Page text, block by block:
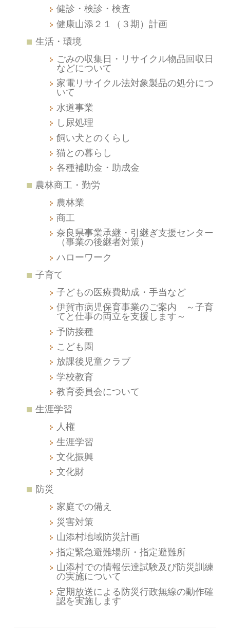
健診・検診・検査
健康山添２１（３期）計画
生活・環境
ごみの収集日・リサイクル物品回収日
などについて
家電リサイクル法対象製品の処分につ
いて
水道事業
し尿処理
飼い犬とのくらし
猫との暮らし
各種補助金・助成金
農林商工・勤労
農林業
商工
奈良県事業承継・引継ぎ支援センター
（事業の後継者対策）
ハローワーク
子育て
子どもの医療費助成・手当など
伊賀市病児保育事業のご案内 ～子育
てと仕事の両立を支援します～
予防接種
こども園
放課後児童クラブ
学校教育
教育委員会について
生涯学習
人権
生涯学習
文化振興
文化財
防災
家庭での備え
災害対策
山添村地域防災計画
指定緊急避難場所・指定避難所
山添村での情報伝達試験及び防災訓練
の実施について
定期放送による防災行政無線の動作確
認を実施します